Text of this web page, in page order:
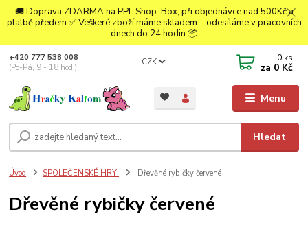
🚚 Doprava ZDARMA na PPL Shop-Box, při objednávce nad 500Kč a
platbě předem.✅ Veškeré zboží máme skladem – odesíláme v pracovních
dnech do 24 hodin.📦
Menu
CZK
Hledat
+420 777 538 008
(Po-Pá, 9 - 18 hod.)
0 ks
za 0 Kč
Úvod SPOLEČENSKÉ HRY Dřevěné rybičky červené
Dřevěné rybičky červené